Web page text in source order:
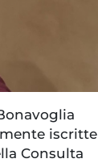
iscritte
Consulta